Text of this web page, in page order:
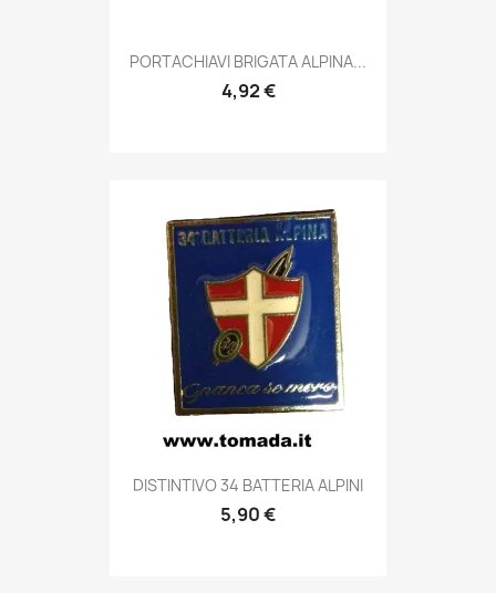
Anteprima
PORTACHIAVI BRIGATA ALPINA...
4,92 €
Anteprima
DISTINTIVO 34 BATTERIA ALPINI
5,90 €